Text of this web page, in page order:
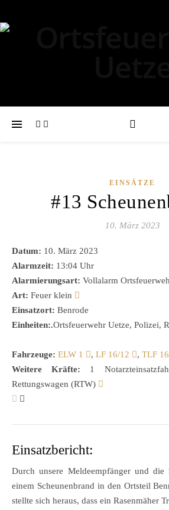
EINSÄTZE
#13
10. März 2023
Datum: 10. März 2023
Alarmzeit: 13:04 Uhr
Alarmierungsart: Vollalarm
Art: Feuer klein
Einsatzort: Benrode
Einheiten:.Ortsfeuerwehr Uetze, Polizei,
Fahrzeuge: ELW 1 , LF 16/12 , TLF
Weitere Kräfte: 1
Rettungswagen (RTW)
Einsatzbericht:
Durch unsere Meldeempfänger und
einem Scheunenbrand in den Ortsteil
stellte sich heraus, dass ein Rasenmäher